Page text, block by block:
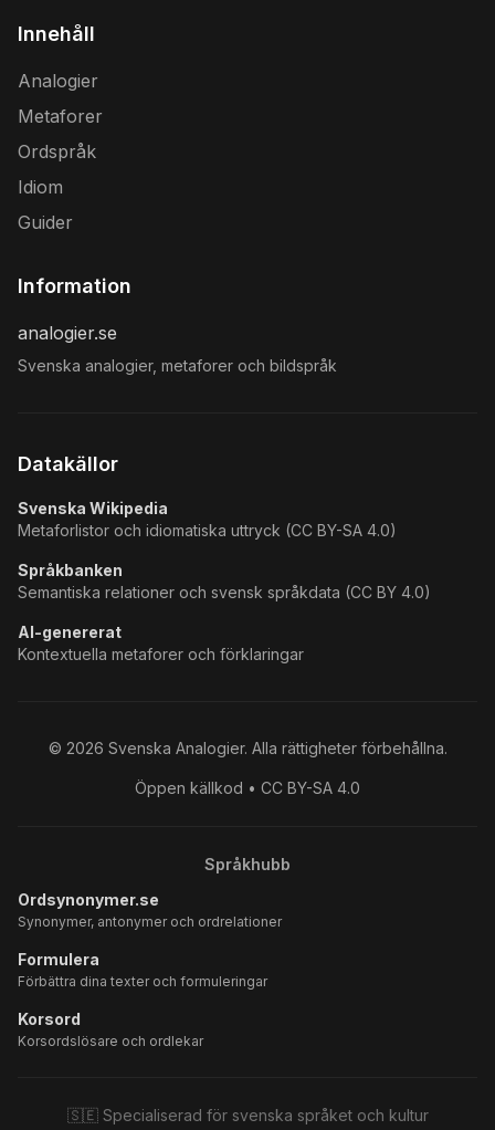
Innehåll
Analogier
Metaforer
Ordspråk
Idiom
Guider
Information
analogier.se
Svenska analogier, metaforer och bildspråk
Datakällor
Svenska Wikipedia
Metaforlistor och idiomatiska uttryck (CC BY-SA 4.0)
Språkbanken
Semantiska relationer och svensk språkdata (CC BY 4.0)
AI-genererat
Kontextuella metaforer och förklaringar
© 2026 Svenska Analogier. Alla rättigheter förbehållna.
Öppen källkod • CC BY-SA 4.0
Språkhubb
Ordsynonymer.se
Synonymer, antonymer och ordrelationer
Formulera
Förbättra dina texter och formuleringar
Korsord
Korsordslösare och ordlekar
🇸🇪 Specialiserad för svenska språket och kultur